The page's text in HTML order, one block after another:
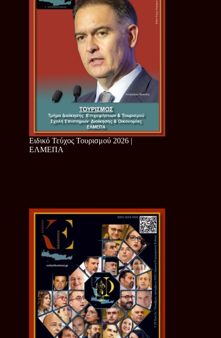
Ειδικό Τεύχος Τουρισμού 2026 |
ΕΛΜΕΠΑ